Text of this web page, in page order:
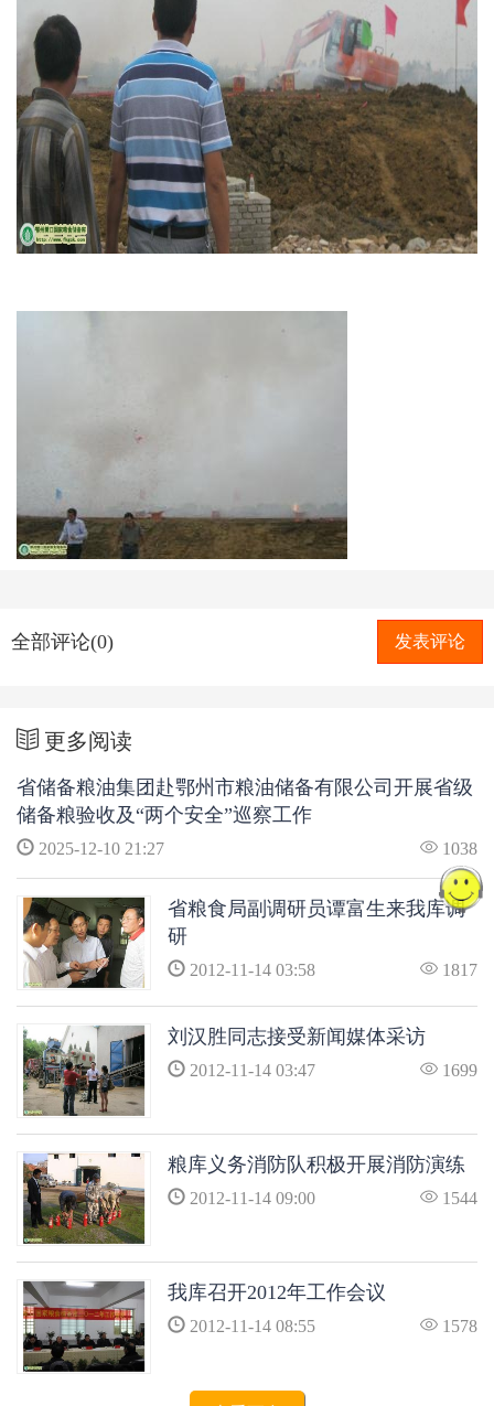
全部评论(0) 发表评论
更多阅读
省储备粮油集团赴鄂州市粮油储备有限公司开展省级
储备粮验收及“两个安全”巡察工作
2025-12-10 21:27 1038
省粮食局副调研员谭富生来我库调
研
2012-11-14 03:58 1817
刘汉胜同志接受新闻媒体采访
2012-11-14 03:47 1699
粮库义务消防队积极开展消防演练
2012-11-14 09:00 1544
我库召开2012年工作会议
2012-11-14 08:55 1578